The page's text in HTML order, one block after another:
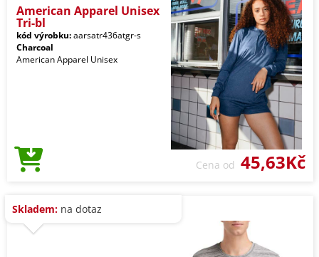
American Apparel Unisex
Tri-bl
kód výrobku:aarsatr436atgr-s
Charcoal
American Apparel Unisex
Cena od 45,63Kč
Skladem: na dotaz